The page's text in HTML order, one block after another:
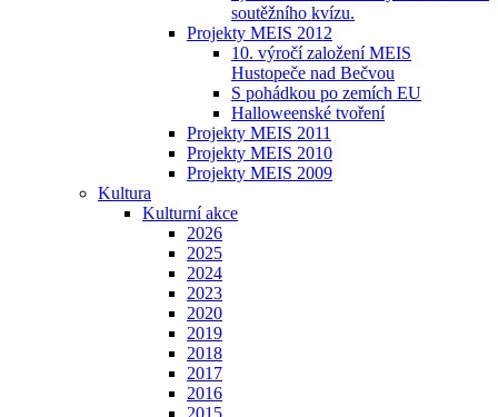
soutěžního kvízu.
Projekty MEIS 2012
10. výročí založení MEIS
Hustopeče nad Bečvou
S pohádkou po zemích EU
Halloweenské tvoření
Projekty MEIS 2011
Projekty MEIS 2010
Projekty MEIS 2009
Kultura
Kulturní akce
2026
2025
2024
2023
2020
2019
2018
2017
2016
2015